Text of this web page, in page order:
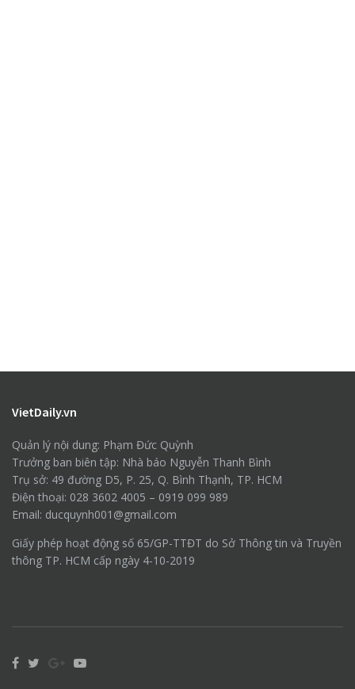
VietDaily.vn
Quản lý nội dung: Phạm Đức Quỳnh
Trưởng ban biên tập: Nhà báo Nguyễn Thanh Bình
Trụ sở: 49 đường D5, P. 25, Q. Bình Thạnh, TP. HCM
Điện thoại: 028 3602 4005 – 0919 099 989
Email: ducquynh001@gmail.com
Giấy phép hoạt động số 65/GP-TTĐT do Sở Thông tin và Truyền
thông TP. HCM cấp ngày 4-10-2019